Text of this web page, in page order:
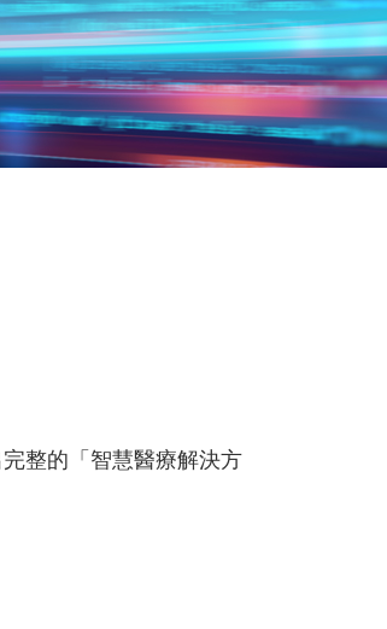
整的「智慧醫療解決方